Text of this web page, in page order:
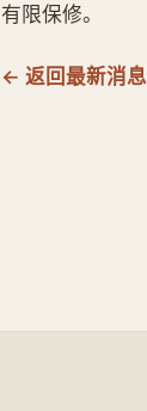
有限保修。
← 返回最新消息